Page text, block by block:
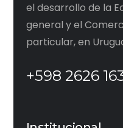
el desarrollo de la
general y el
particular, en
+598 2626